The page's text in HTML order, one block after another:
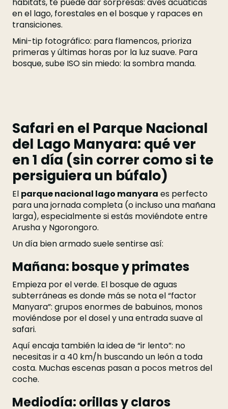
hábitats, te puede dar sorpresas: aves acuáticas
en el lago, forestales en el bosque y rapaces en
transiciones.
Mini-tip fotográfico: para flamencos, prioriza
primeras y últimas horas por la luz suave. Para
bosque, sube ISO sin miedo: la sombra manda.
Safari en el Parque Nacional
del Lago Manyara: qué ver
en 1 día (sin correr como si te
persiguiera un búfalo)
El parque nacional lago manyara es perfecto
para una jornada completa (o incluso una mañana
larga), especialmente si estás moviéndote entre
Arusha y Ngorongoro.
Un día bien armado suele sentirse así:
Mañana: bosque y primates
Empieza por el verde. El bosque de aguas
subterráneas es donde más se nota el “factor
Manyara”: grupos enormes de babuinos, monos
moviéndose por el dosel y una entrada suave al
safari.
Aquí encaja también la idea de “ir lento”: no
necesitas ir a 40 km/h buscando un león a toda
costa. Muchas escenas pasan a pocos metros del
coche.
Mediodía: orillas y claros